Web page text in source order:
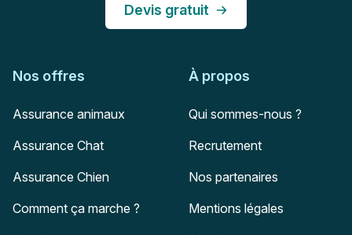
Devis gratuit
Nos offres
Assurance animaux
Assurance Chat
Assurance Chien
Comment ça marche ?
À propos
Qui sommes-nous ?
Recrutement
Nos partenaires
Mentions légales